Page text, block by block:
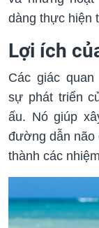
dàng thực hiện
Lợi ích
Các giác
sự phát triển
ấu. Nó giúp
đường dẫn não
thành các